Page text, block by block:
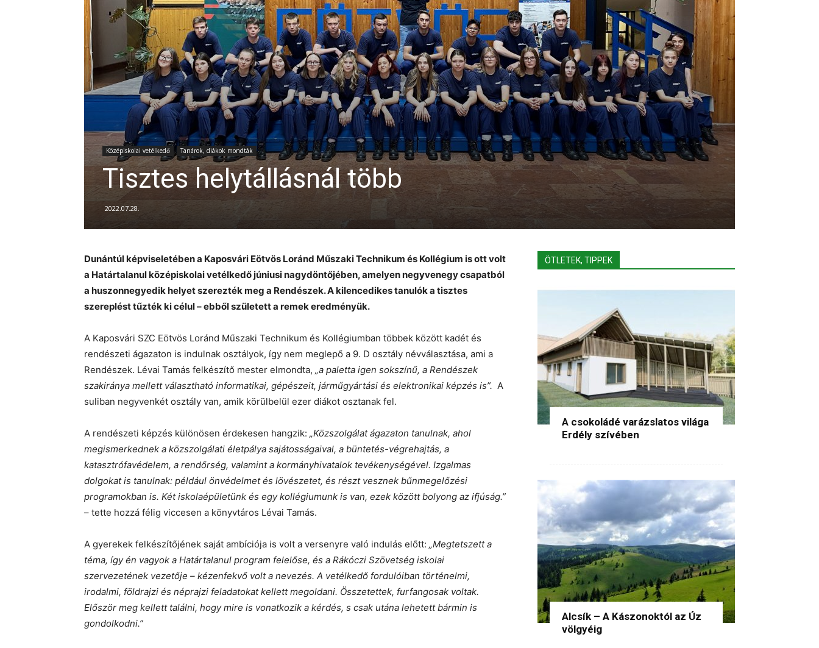
Középiskolai vetélkedő Tanárok, diákok mondták
Tisztes helytállásnál több
2022.07.28.
Dunántúl képviseletében a Kaposvári Eötvös Loránd Műszaki Technikum és Kollégium is ott volt
a Határtalanul középiskolai vetélkedő júniusi nagydöntőjében, amelyen negyvenegy csapatból
a huszonnegyedik helyet szerezték meg a Rendészek. A kilencedikes tanulók a tisztes
szereplést tűzték ki célul – ebből született a remek eredményük.
A Kaposvári SZC Eötvös Loránd Műszaki Technikum és Kollégiumban többek között kadét és
rendészeti ágazaton is indulnak osztályok, így nem meglepő a 9. D osztály névválasztása, ami a
Rendészek. Lévai Tamás felkészítő mester elmondta, „a paletta igen sokszínű, a Rendészek
szakiránya mellett választható informatikai, gépészeit, járműgyártási és elektronikai képzés is”. A
suliban negyvenkét osztály van, amik körülbelül ezer diákot osztanak fel.
A rendészeti képzés különösen érdekesen hangzik: „Közszolgálat ágazaton tanulnak, ahol
megismerkednek a közszolgálati életpálya sajátosságaival, a büntetés-végrehajtás, a
katasztrófavédelem, a rendőrség, valamint a kormányhivatalok tevékenységével. Izgalmas
dolgokat is tanulnak: például önvédelmet és lövészetet, és részt vesznek bűnmegelőzési
programokban is. Két iskolaépületünk és egy kollégiumunk is van, ezek között bolyong az ifjúság.”
– tette hozzá félig viccesen a könyvtáros Lévai Tamás.
A gyerekek felkészítőjének saját ambíciója is volt a versenyre való indulás előtt: „Megtetszett a
téma, így én vagyok a Határtalanul program felelőse, és a Rákóczi Szövetség iskolai
szervezetének vezetője – kézenfekvő volt a nevezés. A vetélkedő fordulóiban történelmi,
irodalmi, földrajzi és néprajzi feladatokat kellett megoldani. Összetettek, furfangosak voltak.
Először meg kellett találni, hogy mire is vonatkozik a kérdés, s csak utána lehetett bármin is
gondolkodni.”
ÖTLETEK, TIPPEK
A csokoládé varázslatos világa
Erdély szívében
Alcsík – A Kászonoktól az Úz
völgyéig